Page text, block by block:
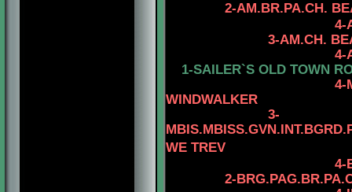
2-AM.BR.PA.CH.
4-
3-AM.CH.
4-AM.CH.
1-SAILER`S OLD TOWN
4-
WINDWALKER
3-
WE TREV
4-
2-